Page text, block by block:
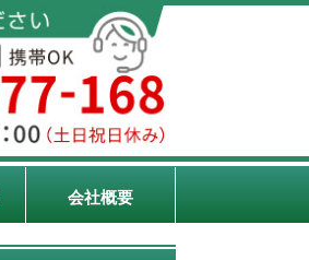
会社概要